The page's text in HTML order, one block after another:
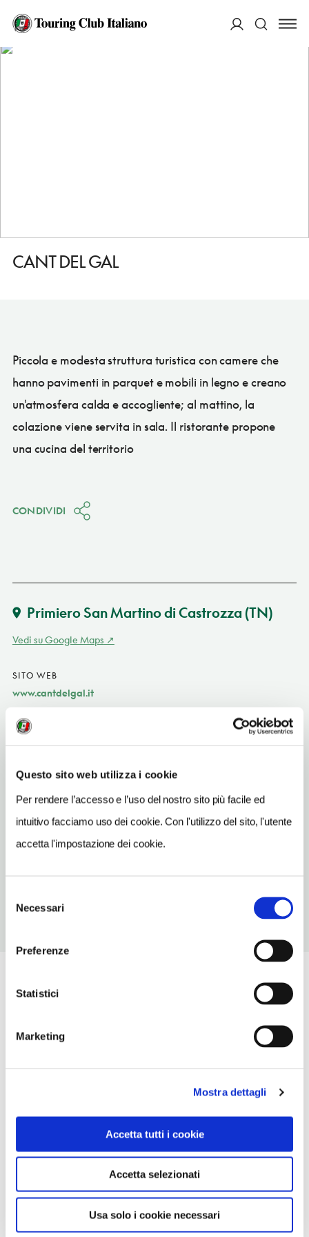
Questo sito web utilizza i cookie
Per rendere l’accesso e l’uso del nostro sito più facile ed
intuitivo facciamo uso dei cookie. Con l'utilizzo del sito, l'utente
accetta l'impostazione dei cookie.
delNecessari
Preferenze
Statistici
Marketing
Mostra dettagli
Accetta tutti i cookie
Accetta selezionati
Usa solo i cookie necessari
HOME
DORMIRE
CANT DEL GAL
CANT DEL GAL
Piccola e modesta struttura turistica con camere che
hanno pavimenti in parquet e mobili in legno e creano
un'atmosfera calda e accogliente; al mattino, la
colazione viene servita in sala. Il ristorante propone
una cucina del territorio
CONDIVIDI
Primiero San Martino di Castrozza (TN)
Vedi su Google Maps
SITO WEB
www.cantdelgal.it
INDIRIZZO EMAIL
cantdelgal@valcanalidolomiti.it
043962997
9